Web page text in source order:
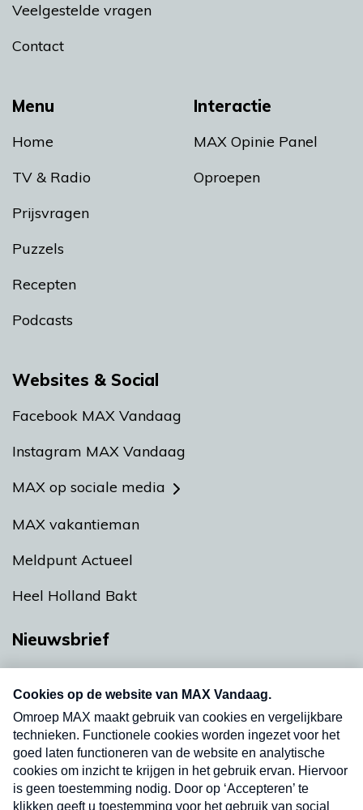
Menu
Home
TV & Radio
Prijsvragen
Puzzels
Recepten
Podcasts
Interactie
MAX Opinie Panel
Oproepen
Veelgestelde vragen
Contact
Websites & Social
Facebook MAX Vandaag
Instagram MAX Vandaag
MAX op sociale media
MAX vakantieman
Meldpunt Actueel
Heel Holland Bakt
Nieuwsbrief
Neem hier een gratis abonnement op onze
nieuwsbrief. Elke vrijdag- en dinsdagochtend in
uw mailbox.
Verzend